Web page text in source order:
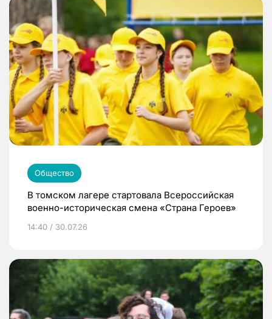
Общество
В томском лагере стартовала Всероссийская
военно-историческая смена «Страна Героев»
14:40 / 30.07.26